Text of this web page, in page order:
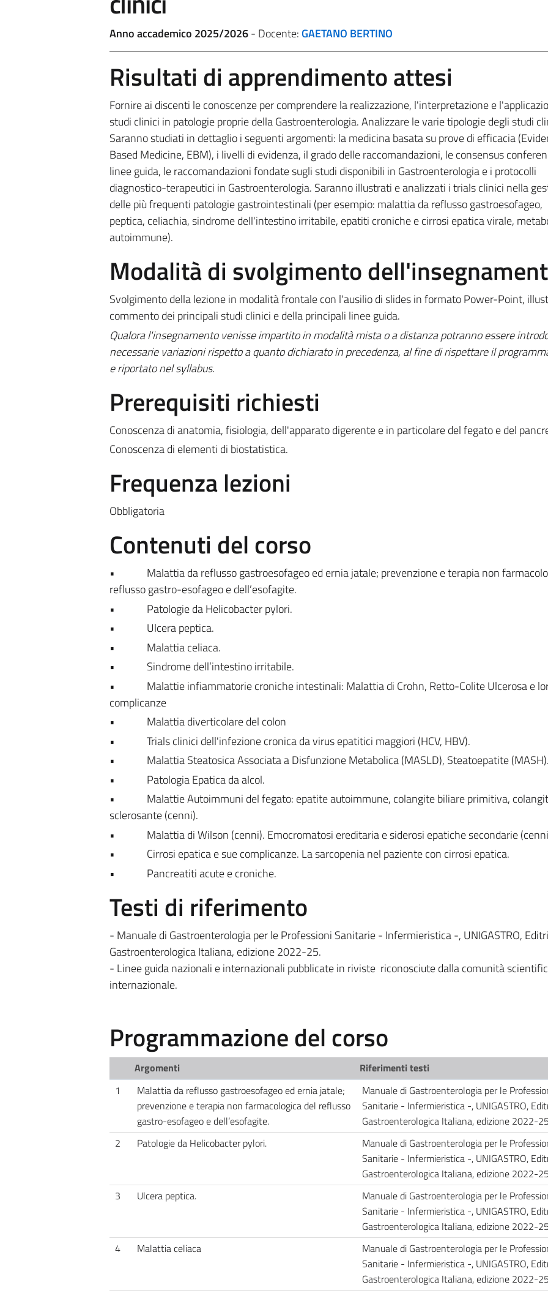
Anno accademico 2025/2026- Docente: GAETANO BERTINO
Risultati di apprendimento attesi
Fornire ai discenti le conoscenze per comprendere la realizzazione, l'interpretazione e
studi clinici in patologie proprie della Gastroenterologia. Analizzare le varie tipologie degli studi
Saranno studiati in dettaglio i seguenti argomenti: la medicina basata su prove di efficacia
Based Medicine, EBM), i livelli di evidenza, il grado delle raccomandazioni, le consensus
linee guida, le raccomandazioni fondate sugli studi disponibili in Gastroenterologia e i protocolli
diagnostico-terapeutici in Gastroenterologia. Saranno illustrati e analizzati i trials clinici nella
delle più frequenti patologie gastrointestinali (per esempio: malattia da reflusso
peptica, celiachia,sindrome dell'intestino irritabile, epatiti croniche e cirrosi epatica virale,
autoimmune).
Modalità di svolgimento
Svolgimento della lezione in modalità frontale con l'ausilio di slides in formato Power-Point,
commento dei principali studi clinici e della principali linee guida.
Qualora l'insegnamento venisse impartito in modalità mista o a distanza potranno essere
necessarie variazioni rispetto a quanto dichiarato in precedenza, al fine di rispettare il
e riportato nel syllabus.
Prerequisiti richiesti
Conoscenza di anatomia, fisiologia, dell'apparato digerente e in particolare del fegato e del
Conoscenza di elementi di biostatistica.
Frequenza lezioni
Obbligatoria
Contenuti del corso
• Malattia da reflusso gastroesofageo ed ernia jatale; prevenzione e terapia non
reflusso gastro-esofageo e dell’esofagite.
• Patologie da Helicobacter pylori.
• Ulcera peptica.
• Malattia celiaca.
• Sindrome dell’intestino irritabile.
• Malattie infiammatorie croniche intestinali: Malattia di Crohn, Retto-Colite Ulcerosa e
complicanze
• Malattia diverticolare del colon
• Trials clinici dell'infezione cronica da virus epatitici maggiori (HCV, HBV).
• Malattia Steatosica Associata a Disfunzione Metabolica (MASLD), Steatoepatite (MASH).
• Patologia Epatica da alcol.
• Malattie Autoimmuni del fegato: epatite autoimmune, colangite biliare primitiva,
sclerosante (cenni).
• Malattia di Wilson (cenni). Emocromatosi ereditaria e siderosi epatiche secondarie
• Cirrosi epatica e sue complicanze. La sarcopenia nel paziente con cirrosi epatica.
• Pancreatiti acute e croniche.
Testi di riferimento
- Manuale di Gastroenterologia per le Professioni Sanitarie - Infermieristica -, UNIGASTRO,
Gastroenterologica Italiana, edizione 2022-25.
- Linee guida nazionali e internazionali pubblicate in riviste riconosciute dalla comunità
internazionale.
Programmazione del corso
Argomenti
Riferimenti testi
1
Malattia da reflusso gastroesofageo ed ernia jatale;
prevenzione e terapia non farmacologica del reflusso
gastro-esofageo e dell’esofagite.
Manuale di Gastroenterologia per le
Sanitarie - Infermieristica -, UNIGASTRO,
Gastroenterologica Italiana, edizione 2022-
2
Patologie da Helicobacter pylori.
Manuale di Gastroenterologia per le
Sanitarie - Infermieristica -, UNIGASTRO,
Gastroenterologica Italiana, edizione 2022-
3
Ulcera peptica.
Manuale di Gastroenterologia per le
Sanitarie - Infermieristica -, UNIGASTRO,
Gastroenterologica Italiana, edizione 2022-
4
Malattia celiaca
Manuale di Gastroenterologia per le
Sanitarie - Infermieristica -, UNIGASTRO,
Gastroenterologica Italiana, edizione 2022-